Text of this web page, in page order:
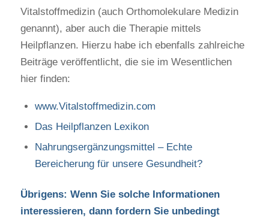
Vitalstoffmedizin (auch Orthomolekulare Medizin
genannt), aber auch die Therapie mittels
Heilpflanzen. Hierzu habe ich ebenfalls zahlreiche
Beiträge veröffentlicht, die sie im Wesentlichen
hier finden:
www.Vitalstoffmedizin.com
Das Heilpflanzen Lexikon
Nahrungsergänzungsmittel – Echte
Bereicherung für unsere Gesundheit?
Übrigens: Wenn Sie solche Informationen
interessieren, dann fordern Sie unbedingt